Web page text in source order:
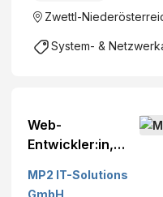
Zwettl-
System- &
Web-
Entwickler:in,
MP2 IT
MP2 IT-Solutions